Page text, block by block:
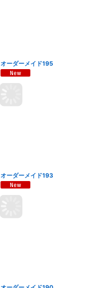
オーダーメイド195
オーダーメイド193